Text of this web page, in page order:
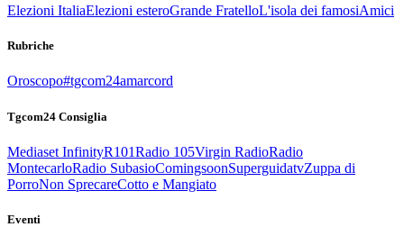
Elezioni ItaliaElezioni esteroGrande FratelloL'isola dei famosiAmici
Rubriche
Oroscopo#tgcom24amarcord
Tgcom24 Consiglia
Mediaset InfinityR101Radio 105Virgin RadioRadio
MontecarloRadio SubasioComingsoonSuperguidatvZuppa di
PorroNon SprecareCotto e Mangiato
Eventi